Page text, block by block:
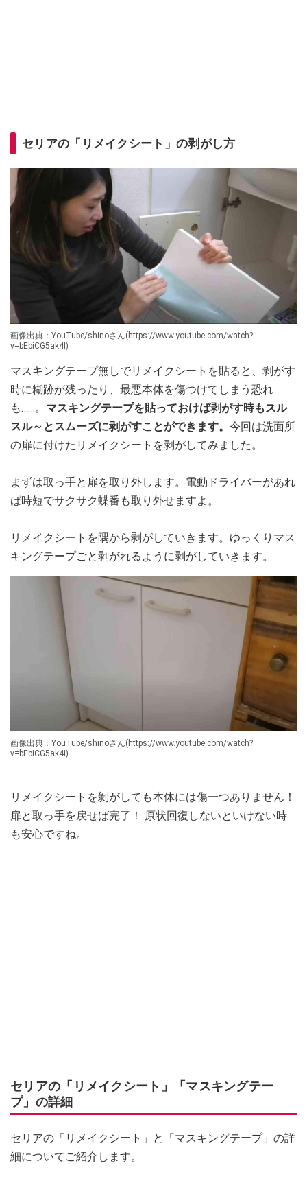
セリアの「リメイクシート」の剥がし方
画像出典：YouTube/shinoさん(https://www.youtube.com/watch?
v=bEbiCG5ak4I)
マスキングテープ無しでリメイクシートを貼ると、剥がす
時に糊跡が残ったり、最悪本体を傷つけてしまう恐れ
も……。 マスキングテープを貼っておけば剥がす時もスル
スル～とスムーズに剥がすことができます。 今回は洗面所
の扉に付けたリメイクシートを剥がしてみました。
まずは取っ手と扉を取り外します。電動ドライバーがあれ
ば時短でサクサク蝶番も取り外せますよ。
リメイクシートを隅から剥がしていきます。ゆっくりマス
キングテープごと剥がれるように剥がしていきます。
画像出典：YouTube/shinoさん(https://www.youtube.com/watch?
v=bEbiCG5ak4I)
リメイクシートを剝がしても本体には傷一つありません！
扉と取っ手を戻せば完了！ 原状回復しないといけない時
も安心ですね。
セリアの「リメイクシート」「マスキングテー
プ」の詳細
セリアの「リメイクシート」と「マスキングテープ」の詳
細についてご紹介します。